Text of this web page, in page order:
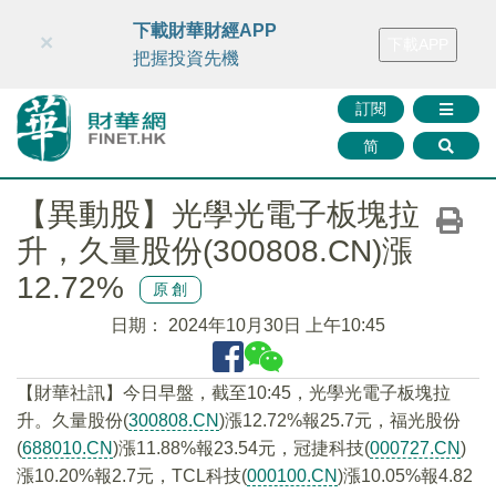
財華智庫網 FINTV FINMETA 財華證券 媒體矩陣
訂閱
简
×
下載財華財經APP
把握投資先機
【異動股】光學光電子板塊拉
升，久量股份(300808.CN)漲
12.72%
原創
日期： 2024年10月30日 上午10:45
【財華社訊】今日早盤，截至10:45，光學光電子板塊拉
升。久量股份(300808.CN)漲12.72%報25.7元，福光股份
(688010.CN)漲11.88%報23.54元，冠捷科技(000727.CN)
漲10.20%報2.7元，TCL科技(000100.CN)漲10.05%報4.82